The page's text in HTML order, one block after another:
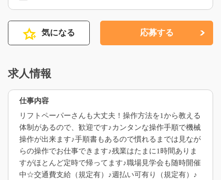
気になる 応募する
求人情報
仕事内容
リフトペーパーさんも大丈夫！操作方法を1から教える
体制があるので、歓迎です♪カンタンな操作手順で機械
操作が出来ます♪手順書もあるので慣れるまでは見なが
らの操作でお仕事できます♪残業はたまに1時間ありま
すがほとんど定時で帰ってます♪職場見学会も随時開催
中☆交通費支給（規定有）♪週払い可有り（規定有）♪